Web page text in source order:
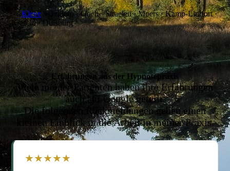
→Kleve · Geldern · Goch · Straelen · Moers · Kamp-Lintfort ·
Krefeld · Duisburg
Erfahrungen aus der Hypnosepraxis
Viele meiner Patienten haben ihre Erfahrungen
auch auf Google geteilt.
Die folgenden Rückmeldungen geben einen
kleinen Einblick in die Arbeit in meiner Praxis.